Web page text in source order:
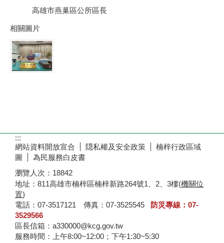
高雄市燕巢區公所區長
相關圖片
:::
網站資料開放宣合
隠私權及安全政策
楠梓行政區域
圖
為民服務白皮書
瀏覽人次： 18842
地址：811高雄市楠梓區楠梓新路264號1、2、3樓(機關位
置)
電話：07-3517121 傳真：07-3525545
防災專線：07-
3529566
區長信箱：a330000@kcg.gov.tw
服務時間：上午8:00~12:00；下午1:30~5:30